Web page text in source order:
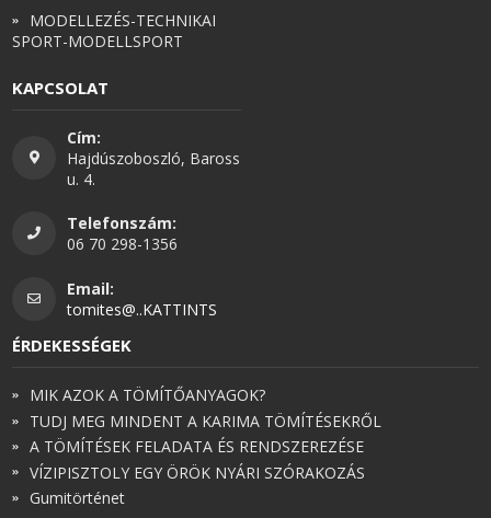
MODELLEZÉS-TECHNIKAI
SPORT-MODELLSPORT
KAPCSOLAT
Cím:
Hajdúszoboszló, Baross
u. 4.
Telefonszám:
06 70 298-1356
Email:
tomites@..KATTINTS
ÉRDEKESSÉGEK
MIK AZOK A TÖMÍTŐANYAGOK?
TUDJ MEG MINDENT A KARIMA TÖMÍTÉSEKRŐL
A TÖMÍTÉSEK FELADATA ÉS RENDSZEREZÉSE
VÍZIPISZTOLY EGY ÖRÖK NYÁRI SZÓRAKOZÁS
Gumitörténet